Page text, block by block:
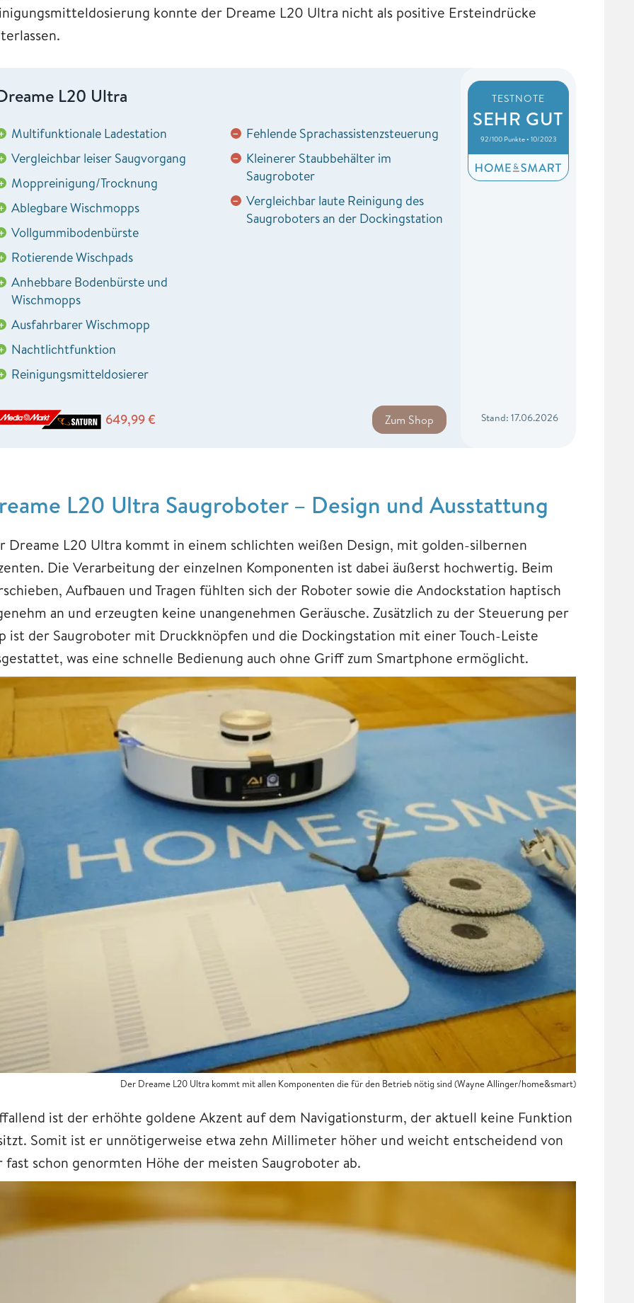
konnte der Dreame L20 Ultra nicht als positive Ersteindrücke
L20 Ultra
Multifunktionale Ladestation
Vergleichbar leiser Saugvorgang
Moppreinigung/Trocknung
Ablegbare Wischmopps
Vollgummibodenbürste
Rotierende Wischpads
Anhebbare Bodenbürste und
Wischmopps
Ausfahrbarer Wischmopp
Nachtlichtfunktion
Reinigungsmitteldosierer
− Fehlende Sprachassistenzsteuerung
− Kleinerer Staubbehälter im
Saugroboter
− Vergleichbar laute Reinigung des
Saugroboters an der Dockingstation
649,99€ Zum Shop
TESTNOTE
SEHR GUT
92/100 Punkte • 10/2023
Stand: 17.06.2026
L20 Ultra Saugroboter – Design und Ausstattung
Dreame L20 Ultra kommt in einem schlichten weißen Design, mit golden-silbernen
Die Verarbeitung der einzelnen Komponenten ist dabei äußerst hochwertig. Beim
Aufbauen und Tragen fühlten sich der Roboter sowie die Andockstation haptisch
an und erzeugten keine unangenehmen Geräusche. Zusätzlich zu der Steuerung per
ist der Saugroboter mit Druckknöpfen und die Dockingstation mit einer Touch-Leiste
was eine schnelle Bedienung auch ohne Griff zum Smartphone ermöglicht.
Der Dreame L20 Ultra kommt mit allen Komponenten die für den Betrieb nötig sind (Wayne Allinger/home&smart)
ist der erhöhte goldene Akzent auf dem Navigationsturm, der aktuell keine Funktion
Somit ist er unnötigerweise etwa zehn Millimeter höher und weicht entscheidend von
fast schon genormten Höhe der meisten Saugroboter ab.